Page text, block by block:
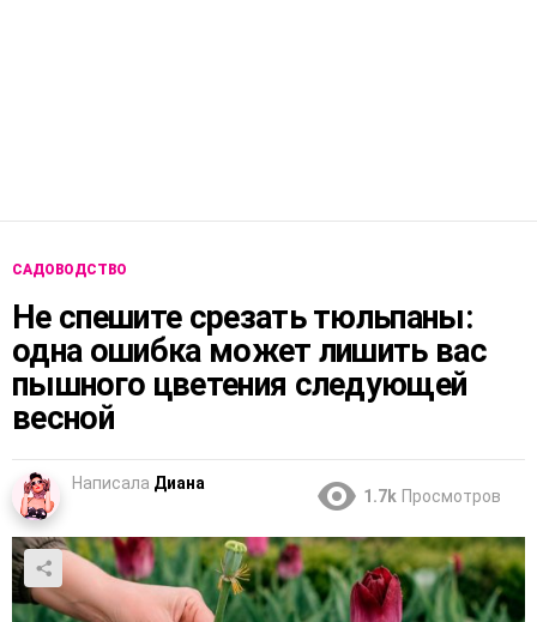
САДОВОДСТВО
Не спешите срезать тюльпаны:
одна ошибка может лишить вас
пышного цветения следующей
весной
Написала Диана
1.7k Просмотров